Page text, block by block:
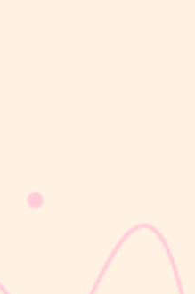
organ reproduksi kembali
ini, tubuh Moms akan
dari rahim yang berangsur